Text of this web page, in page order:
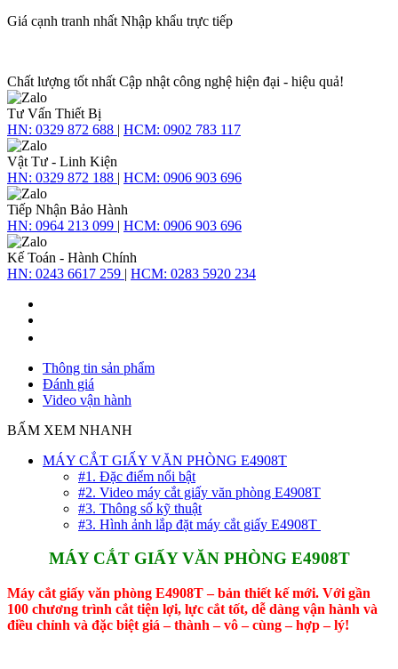
Giá cạnh tranh nhất Nhập khẩu trực tiếp
Chất lượng tốt nhất Cập nhật công nghệ hiện đại - hiệu quả!
Tư Vấn Thiết Bị
HN: 0329 872 688 | HCM: 0902 783 117
Vật Tư - Linh Kiện
HN: 0329 872 188 | HCM: 0906 903 696
Tiếp Nhận Bảo Hành
HN: 0964 213 099 | HCM: 0906 903 696
Kế Toán - Hành Chính
HN: 0243 6617 259 | HCM: 0283 5920 234
Thông tin sản phẩm
Đánh giá
Video vận hành
BẤM XEM NHANH
MÁY CẮT GIẤY VĂN PHÒNG E4908T
#1. Đặc điểm nổi bật
#2. Video máy cắt giấy văn phòng E4908T
#3. Thông số kỹ thuật
#3. Hình ảnh lắp đặt máy cắt giấy E4908T
MÁY CẮT GIẤY VĂN PHÒNG E4908T
Máy cắt giấy văn phòng E4908T – bản thiết kế mới. Với gần
100 chương trình cắt tiện lợi, lực cắt tốt, dễ dàng vận hành và
điều chỉnh và đặc biệt giá – thành – vô – cùng – hợp – lý!